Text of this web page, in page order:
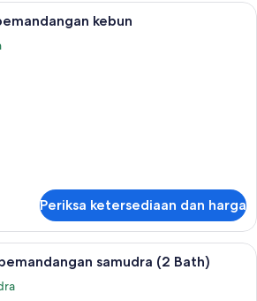
Suite, 1 kamar tidur, pemandangan
kebun
Periksa ketersediaan dan harga
Suite, 2 kamar tidur, pemandangan
samudra (2 Bath)